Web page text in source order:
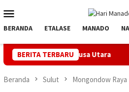
ke
kontenMobile
BERANDA ETALASE MANADO
BERITA TERBARU
Nusa Utara PLN
Beranda Sulut Mongondow Raya